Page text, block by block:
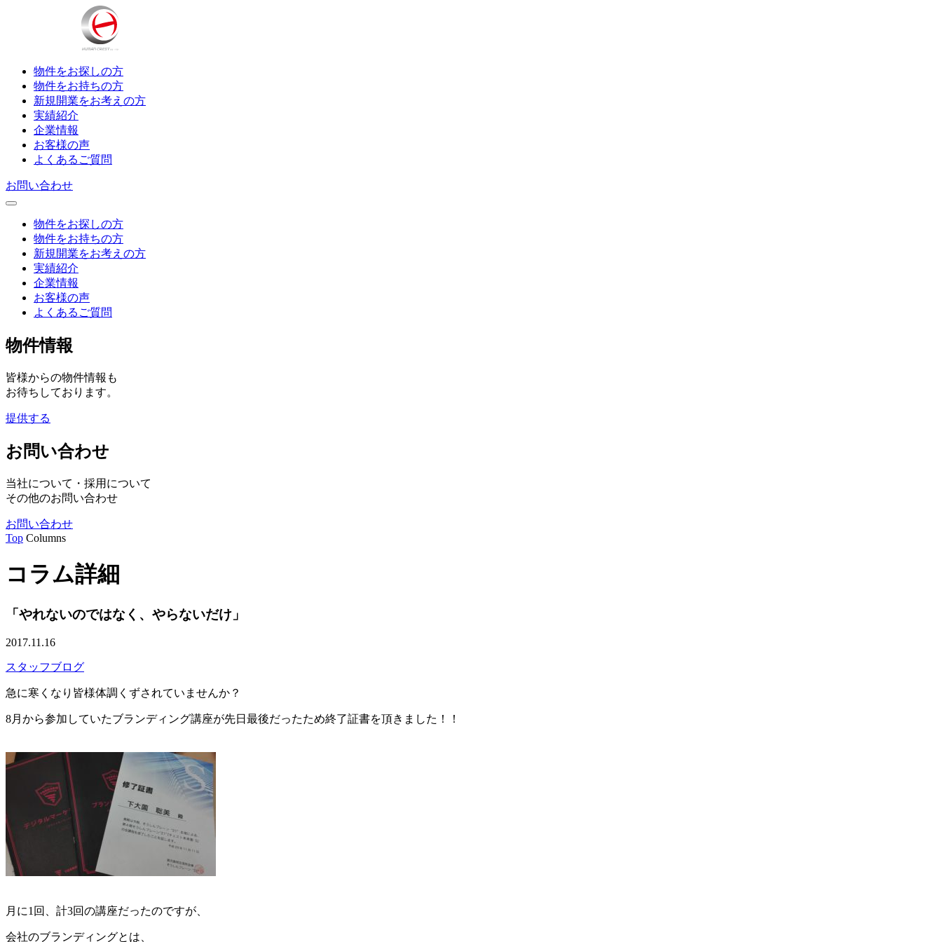
物件をお探しの方
物件をお持ちの方
新規開業をお考えの方
実績紹介
企業情報
お客様の声
よくあるご質問
お問い合わせ
物件をお探しの方
物件をお持ちの方
新規開業をお考えの方
実績紹介
企業情報
お客様の声
よくあるご質問
物件情報
皆様からの物件情報も
お待ちしております。
提供する
お問い合わせ
当社について・採用について
その他のお問い合わせ
お問い合わせ
Top Columns
コラム詳細
「やれないのではなく、やらないだけ」
2017.11.16
スタッフブログ
急に寒くなり皆様体調くずされていませんか？
8月から参加していたブランディング講座が先日最後だったため終了証書を頂きました！！
月に1回、計3回の講座だったのですが、
会社のブランディングとは、